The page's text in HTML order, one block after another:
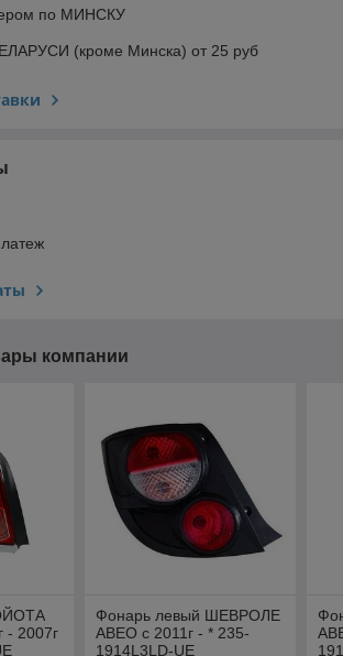
по МИНСКУ
(кроме Минска) от 25 руб
компании
2007г
Фонарь левый ШЕВРОЛЕ
АВЕО с 2011г - * 235-
1914L3LD-UE